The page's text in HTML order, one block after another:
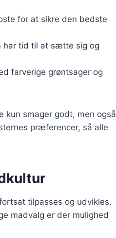
for at sikre den bedste
har tid til at sætte sig og
farverige grøntsager og
kun smager godt, men også
præferencer, så alle
tilpasses og udvikles.
madvalg er der mulighed